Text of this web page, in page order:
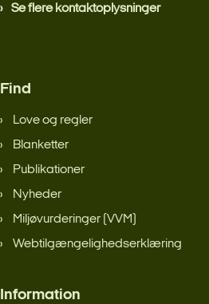
Se flere kontaktoplysninger
Find
Love og regler
Blanketter
Publikationer
Nyheder
Miljøvurderinger (VVM)
Webtilgængelighedserklæring
Information